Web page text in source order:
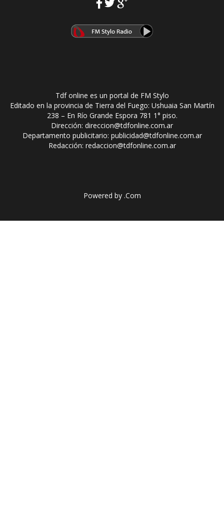
Tdf online es un portal de FM Stylo
Editado en la provincia de Tierra del Fuego: Ushuaia San Martín
238 – En Río Grande Espora 781 1° piso.
Dirección: direccion@tdfonline.com.ar
Departamento publicitario: publicidad@tdfonline.com.ar
Redacción: redaccion@tdfonline.com.ar
Powered by .Com